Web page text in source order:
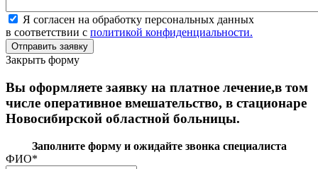
Я согласен на обработку персональных данных
в соответствии с политикой конфиденциальности.
Закрыть форму
Вы оформляете заявку на платное лечение,в том
числе оперативное вмешательство, в стационаре
Новосибирской областной больницы.
Заполните форму и ожидайте звонка специалиста
ФИО*